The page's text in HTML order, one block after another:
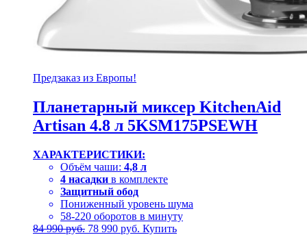
Предзаказ из Европы!
Планетарный миксер KitchenAid
Artisan 4.8 л 5KSM175PSEWH
ХАРАКТЕРИСТИКИ:
Объём чаши: 4,8 л
4 насадки в комплекте
Защитный обод
Пониженный уровень шума
58-220 оборотов в минуту
84 990руб. Первоначальная
78 990 руб. Текущая
Купить